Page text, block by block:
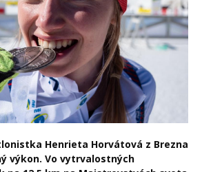
Henrieta Horvátová z Brezna
výkon. Vo vytrvalostných